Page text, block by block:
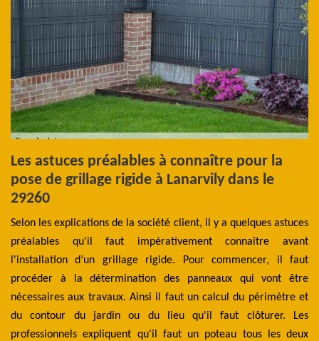
Les astuces préalables à connaître pour la
pose de grillage rigide à Lanarvily dans le
29260
Selon les explications de la société client, il y a quelques astuces
préalables qu'il faut impérativement connaître avant
l'installation d’un grillage rigide. Pour commencer, il faut
procéder à la détermination des panneaux qui vont être
nécessaires aux travaux. Ainsi il faut un calcul du périmètre et
du contour du jardin ou du lieu qu'il faut clôturer. Les
professionnels expliquent qu'il faut un poteau tous les deux